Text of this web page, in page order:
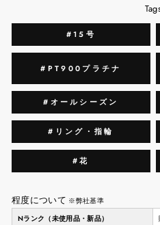
#15号
#PT900プラチナ
#オールシーズン
#リング・指輪
#花
程度について ※弊社基準
Nランク（未使用品・新品）